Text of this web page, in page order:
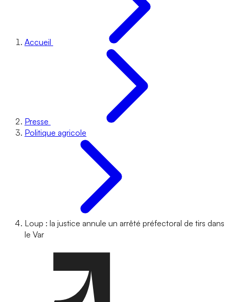
Accueil
Presse
Politique agricole
Loup : la justice annule un arrêté préfectoral de tirs dans
le Var